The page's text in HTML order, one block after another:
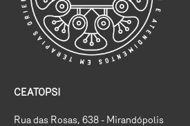
CEATOPSI
Rua das Rosas, 638 - Mirandópolis